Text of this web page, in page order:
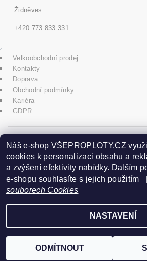
Židněves
+420 773 833 331
Velkoobchodní prodej
Kontakty
Doprava
Obchodní podmínky
Kariéra
GDPR
icons8.com
Praha - Herink
+420 606 020 266
2026 ©www.vseproploty.cz, všechna
Náš e-shop VŠEPROPLOTY.CZ
cookies k personalizaci obsahu a
a zvýšení efektivity nabídky. Dalším
e-shopu souhlasíte s jejich
souborech Cookies
NASTAVENÍ
ODMÍTNOUT